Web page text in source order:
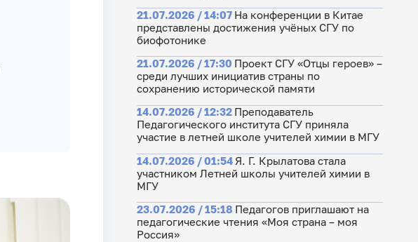
21.07.2026 / 14:07 На конференции в Китае
представлены достижения учёных СГУ по
биофотонике
21.07.2026 / 17:30 Проект СГУ «Отцы героев» –
среди лучших инициатив страны по
сохранению исторической памяти
14.07.2026 / 12:32 Преподаватель
Педагогического института СГУ приняла
участие в летней школе учителей химии в МГУ
14.07.2026 / 01:54 Я. Г. Крылатова стала
участником Летней школы учителей химии в
МГУ
23.07.2026 / 15:18 Педагогов приглашают на
педагогические чтения «Моя страна – моя
Россия»